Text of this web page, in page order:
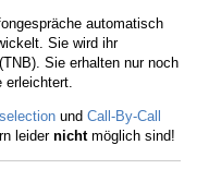
automatisch
Sie wird ihr
(TNB). Sie erhalten nur noch
erleichtert.
und Call-By-Call
leider nichtmöglich sind!